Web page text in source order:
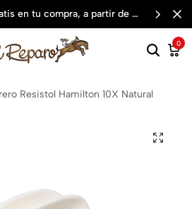
tu compra, a partir de $3,000 mxn
0
Resistol Hamilton 10X Natural